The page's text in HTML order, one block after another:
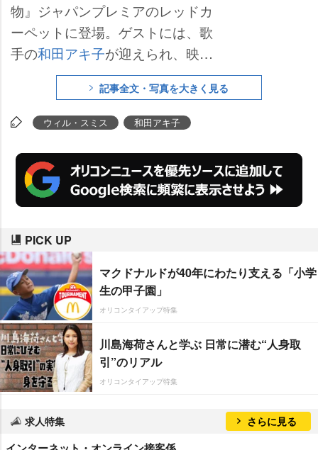
物』ジャパンプレミアのレッドカ
ーペットに登場。ゲストには、歌
手の和田アキ子が迎えられ、映画
タイトルとバレンタインシーズン
にちなんで、和田からウィルらに
チョコレートのプレゼント。「あ
が応えて、チョコを食べさせると
いっそう大きな歓声が沸き起こっ
た。
記事全文・写真を大きく見る
ウィル・スミス 和田アキ子
PICK UP
マクドナルドが40年にわたり支える「小学
生の甲子園」
オリコンタイアップ特集
川島海荷さんと学ぶ 日常に潜む“人身取
引”のリアル
オリコンタイアップ特集
求人特集 さらに見る